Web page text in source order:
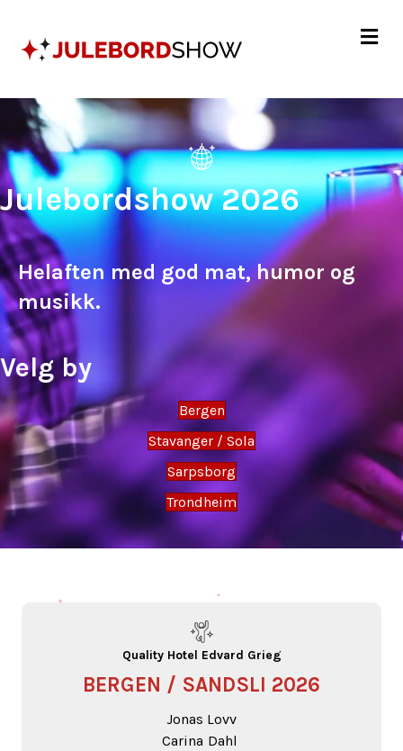
Julebordshow 2026
Helaften med god mat, humor og
musikk.
Velg by
Bergen
Stavanger / Sola
Sarpsborg
Trondheim
Quality Hotel Edvard Grieg
BERGEN / SANDSLI 2026
Jonas Lovv
Carina Dahl